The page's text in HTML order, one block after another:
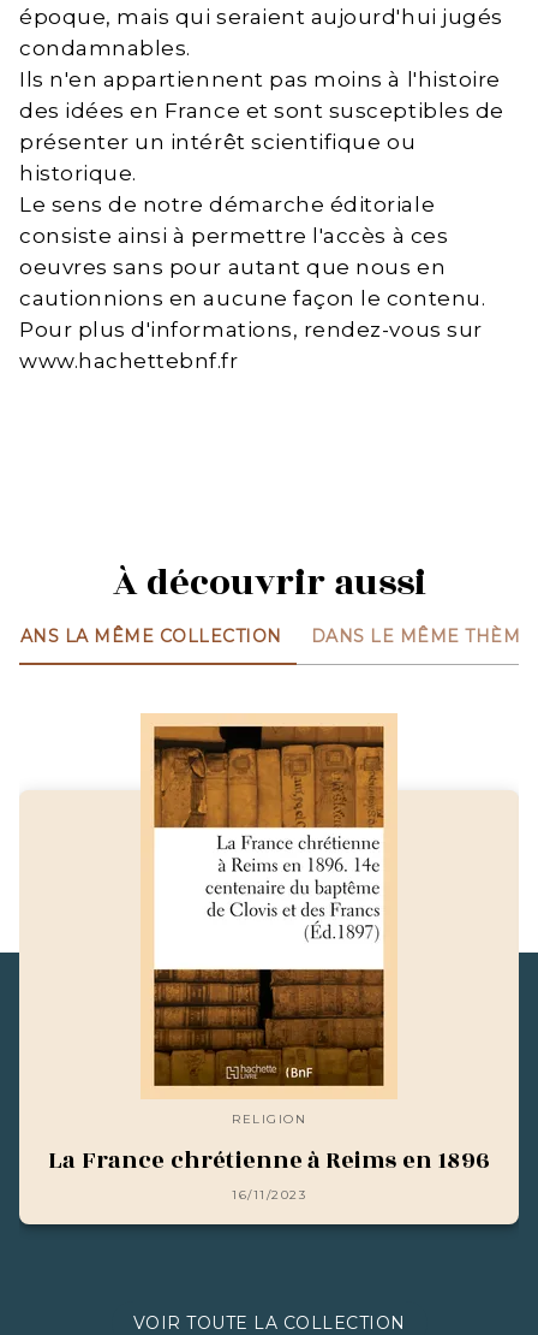
époque, mais qui seraient aujourd'hui jugés
condamnables.
Ils n'en appartiennent pas moins à l'histoire
des idées en France et sont susceptibles de
présenter un intérêt scientifique ou
historique.
Le sens de notre démarche éditoriale
consiste ainsi à permettre l'accès à ces
oeuvres sans pour autant que nous en
cautionnions en aucune façon le contenu.
Pour plus d'informations, rendez-vous sur
www.hachettebnf.fr
À découvrir aussi
DANS LA MÊME COLLECTION DANS LE MÊME THÈME
RELIGION
La France chrétienne à Reims en 1896
16/11/2023
VOIR TOUTE LA COLLECTION